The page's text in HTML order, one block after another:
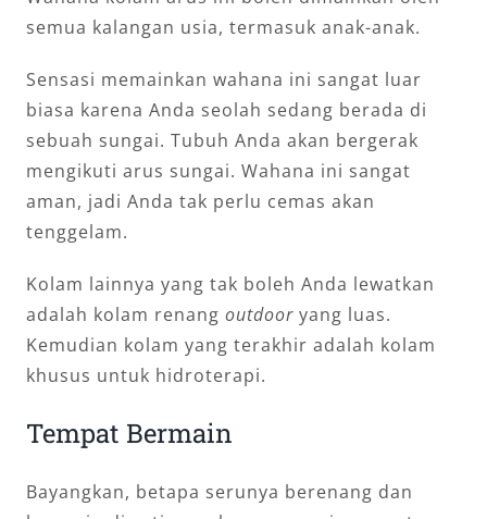
semua kalangan usia, termasuk anak-anak.
Sensasi memainkan wahana ini sangat luar
biasa karena Anda seolah sedang berada di
sebuah sungai. Tubuh Anda akan bergerak
mengikuti arus sungai. Wahana ini sangat
aman, jadi Anda tak perlu cemas akan
tenggelam.
Kolam lainnya yang tak boleh Anda lewatkan
adalah kolam renang outdooryang luas.
Kemudian kolam yang terakhir adalah kolam
khusus untuk hidroterapi.
Tempat Bermain
Bayangkan, betapa serunya berenang dan